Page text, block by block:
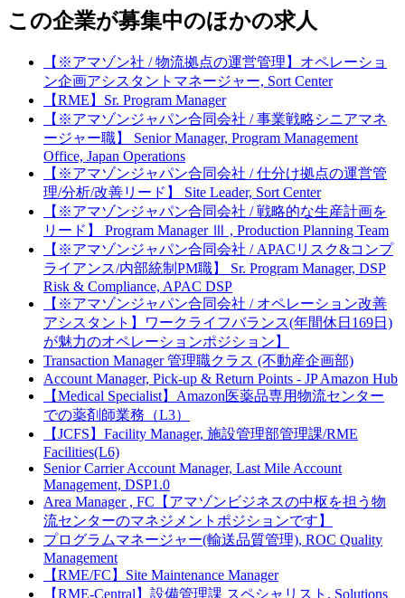
この企業が募集中のほかの求人
【※アマゾン社 / 物流拠点の運営管理】オペレーショ
ン企画アシスタントマネージャー, Sort Center
【RME】Sr. Program Manager
【※アマゾンジャパン合同会社 / 事業戦略シニアマネ
ージャー職】 Senior Manager, Program Management
Office, Japan Operations
【※アマゾンジャパン合同会社 / 仕分け拠点の運営管
理/分析/改善リード】 Site Leader, Sort Center
【※アマゾンジャパン合同会社 / 戦略的な生産計画を
リード】 Program Manager Ⅲ , Production Planning Team
【※アマゾンジャパン合同会社 / APACリスク&コンプ
ライアンス/内部統制PM職】 Sr. Program Manager, DSP
Risk & Compliance, APAC DSP
【※アマゾンジャパン合同会社 / オペレーション改善
アシスタント】ワークライフバランス(年間休日169日)
が魅力のオペレーションポジション】
Transaction Manager 管理職クラス (不動産企画部)
Account Manager, Pick-up & Return Points - JP Amazon Hub
【Medical Specialist】Amazon医薬品専用物流センター
での薬剤師業務（L3）
【JCFS】Facility Manager, 施設管理部管理課/RME
Facilities(L6)
Senior Carrier Account Manager, Last Mile Account
Management, DSP1.0
Area Manager , FC【アマゾンビジネスの中枢を担う物
流センターのマネジメントポジションです】
プログラムマネージャー(輸送品質管理), ROC Quality
Management
【RME/FC】Site Maintenance Manager
【RME-Central】設備管理課 スペシャリスト, Solutions